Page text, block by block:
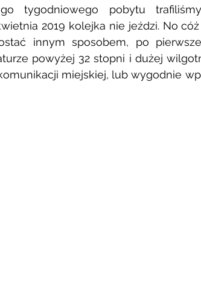
tygodniowego pobytu
2019 kolejka nie jeździ. No
innym sposobem, po
powyżej 32 stopni i dużej
miejskiej, lub wygodnie